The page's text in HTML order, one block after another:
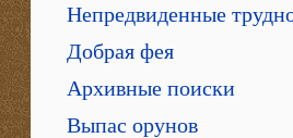
Непредвиденные
Добрая фея
Архивные поиски
Выпас орунов